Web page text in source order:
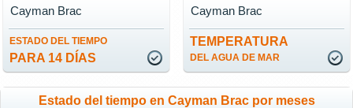
ESTADO DEL TIEMPO
PARA 14 DÍAS
Cayman Brac
TEMPERATURA
DEL AGUA DE MAR
Cayman Brac
Estado del tiempo en Cayman Brac por meses